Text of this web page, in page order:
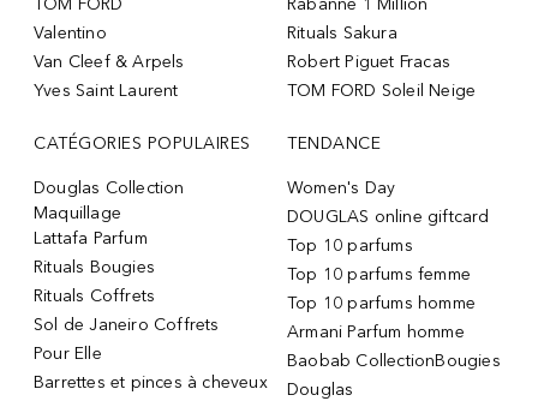
TOM FORD
Valentino
Van Cleef & Arpels
Yves Saint Laurent
Rabanne 1 Million
Rituals Sakura
Robert Piguet Fracas
TOM FORD Soleil Neige
CATÉGORIES POPULAIRES
Douglas Collection
Maquillage
Lattafa Parfum
Rituals Bougies
Rituals Coffrets
Sol de Janeiro Coffrets
Pour Elle
Barrettes et pinces à cheveux
TENDANCE
Women's Day
DOUGLAS online giftcard
Top 10 parfums
Top 10 parfums femme
Top 10 parfums homme
Armani Parfum homme
Baobab CollectionBougies
Douglas